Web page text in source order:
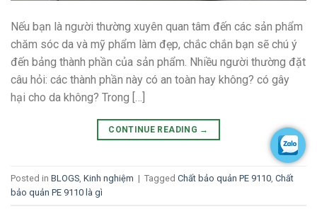
Nếu bạn là người thường xuyên quan tâm đến các sản phẩm
chăm sóc da và mỹ phẩm làm đẹp, chắc chắn bạn sẽ chú ý
đến bảng thành phần của sản phẩm. Nhiều người thường đặt
câu hỏi: các thành phần này có an toàn hay không? có gây
hại cho da không? Trong […]
CONTINUE READING →
Posted in BLOGS Kinh nghiệm | Tagged Chất bảo quản PE 9110 Chất
bảo quản PE 9110 là gì